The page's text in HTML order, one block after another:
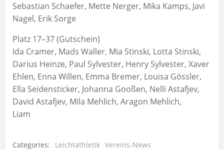
Sebastian Schaefer, Mette Nerger, Mika Kamps, Javi
Nagel, Erik Sorge
Platz 17–37 (Gutschein)
Ida Cramer, Mads Waller, Mia Stinski, Lotta Stinski,
Darius Heinze, Paul Sylvester, Henry Sylvester, Xaver
Ehlen, Enna Willen, Emma Bremer, Louisa Gössler,
Ella Seidensticker, Johanna Gooßen, Nelli Astafjev,
David Astafjev, Mila Mehlich, Aragon Mehlich,
Liam
Categories: Leichtathletik Vereins-News